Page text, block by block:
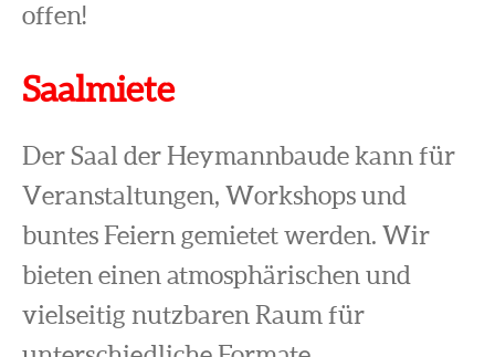
offen!
Saalmiete
Der Saal der Heymannbaude kann für
Veranstaltungen, Workshops und
buntes Feiern gemietet werden. Wir
bieten einen atmosphärischen und
vielseitig nutzbaren Raum für